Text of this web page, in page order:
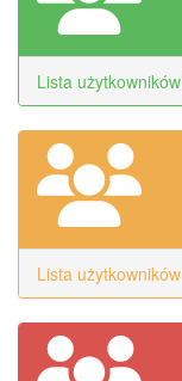
Lista
Lista